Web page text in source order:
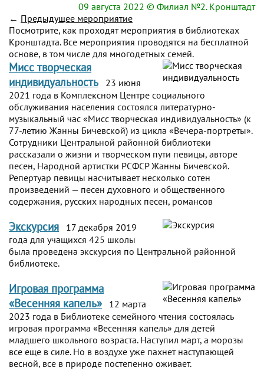
09 августа 2022 © Филиал №2. Кронштадт
← Предыдущее мероприятие
Посмотрите, как проходят мероприятия в библиотеках
Кронштадта. Все мероприятия проводятся на бесплатной
основе, в том числе для многодетных семей.
Мисс творческая
индивидуальность
23 июня
2021 года в Комплексном Центре социального
обслуживания населения состоялся литературно-
музыкальный час «Мисс творческая индивидуальность» (к
77-летию Жанны Бичевской) из цикла «Вечера-портреты».
Сотрудники Центральной районной библиотеки
рассказали о жизни и творческом пути певицы, авторе
песен, Народной артистки РСФСР Жанны Бичевской.
Репертуар певицы насчитывает несколько сотен
произведений — песен духовного и общественного
содержания, русских народных песен, романсов
Экскурсия
17 декабря 2019
года для учащихся 425 школы
была проведена экскурсия по Центральной районной
библиотеке.
Игровая программа
«Весенняя капель»
12 марта
2023 года в Библиотеке семейного чтения состоялась
игровая программа «Весенняя капель» для детей
младшего школьного возраста. Наступил март, а морозы
все еще в силе. Но в воздухе уже пахнет наступающей
весной, все в природе постепенно оживает.